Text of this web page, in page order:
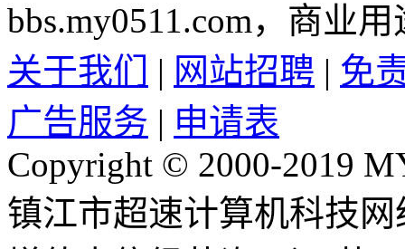
bbs.my0511.com，商业
关于我们
| 网站招聘 | 免
广告服务 | 申请表
Copyright © 2000-2019
镇江市超速计算机科技